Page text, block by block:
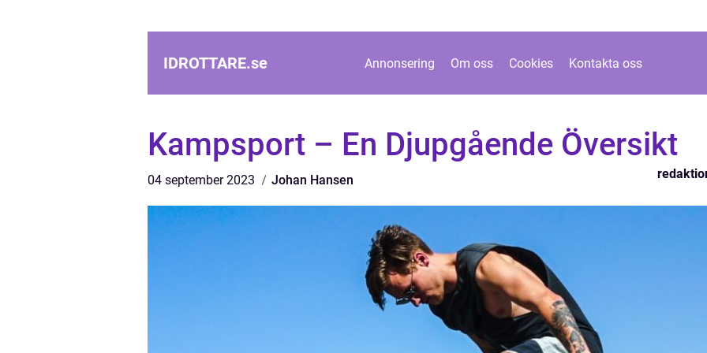
IDROTTARE.se Annonsering Om oss Cookies Kontakta oss
Kampsport – En Djupgående Översikt
04 september 2023 Johan Hansen